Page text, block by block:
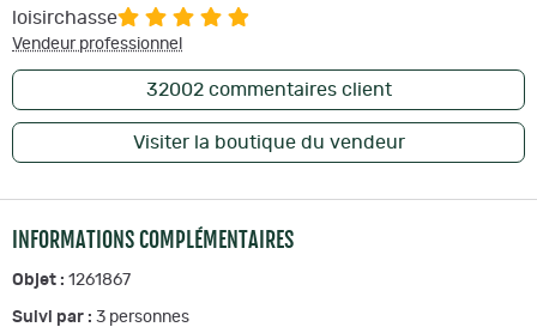
loisirchasse
Vendeur professionnel
32002commentaires client
Visiter la boutique du vendeur
INFORMATIONS COMPLÉMENTAIRES
Objet : 1261867
Suivi par : 3 personnes